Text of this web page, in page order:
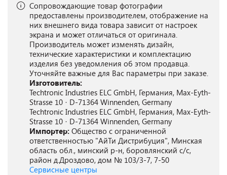
Сопровождающие товар фотографии
предоставлены производителем, отображение на
них внешнего вида товара зависит от настроек
экрана и может отличаться от оригинала.
Производитель может изменять дизайн,
технические характеристики и комплектацию
изделия без уведомления об этом продавца.
Уточняйте важные для Вас параметры при заказе.
Изготовитель:
Techtronic Industries ELC GmbH, Германия, Max-Eyth-
Strasse 10 · D-71364 Winnenden, Germany
Techtronic Industries ELC GmbH, Германия, Max-Eyth-
Strasse 10 · D-71364 Winnenden, Germany
Импортер: Общество с ограниченной
ответственностью "АйТи Дистрибуция", Минская
область обл., минский р-н, боровлянский с/с,
район д.Дроздово, дом № 103/3-7, 7-50
Сервисные центры